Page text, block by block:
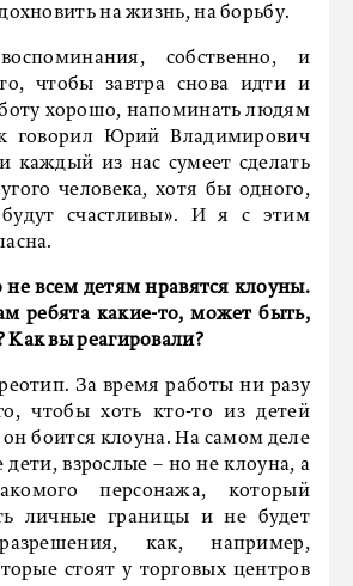
на жизнь, на борьбу.
собственно, и
чтобы завтра снова идти и
хорошо, напоминать людям
говорил Юрий Владимирович
каждый из нас сумеет сделать
человека, хотя бы одного,
счастливы». И я с этим
не всем детям нравятся клоуны.
ребята какие-то, может быть,
вы реагировали?
За время работы ни разу
чтобы хоть кто-то из детей
он боится клоуна. На самом деле
дети, взрослые – но не клоуна, а
персонажа, который
личные границы и не будет
как, например,
стоят у торговых центров